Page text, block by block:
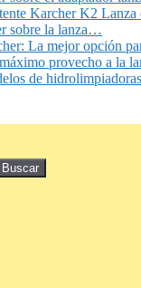
Karcher K2
sobre la lanza…
La mejor opción
provecho a la
de
Buscar